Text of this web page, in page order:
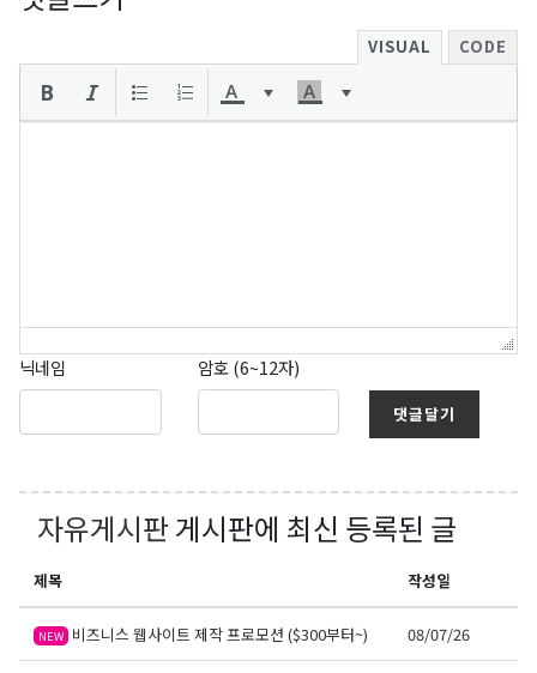
VISUAL CODE
닉네임 암호 (6~12자)
댓글달기
자유게시판게시판에 최신 등록된 글
제목 작성일
NEW 비즈니스 웹사이트 제작 프로모션 ($300부터~) 08/07/26